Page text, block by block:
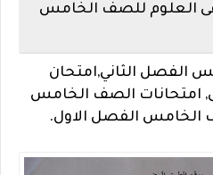
العلوم للصف الخامس
الفصل الثاني,امتحان
امتحانات الصف الخامس
الخامس الفصل الاول.